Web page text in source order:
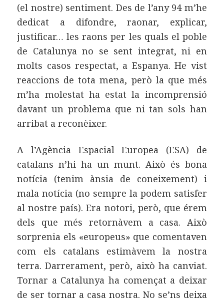
(el nostre) sentiment. Des de l’any 94 m’he
dedicat a difondre, raonar, explicar,
justificar… les raons per les quals el poble
de Catalunya no se sent integrat, ni en
molts casos respectat, a Espanya. He vist
reaccions de tota mena, però la que més
m’ha molestat ha estat la incomprensió
davant un problema que ni tan sols han
arribat a reconèixer.
A l’Agència Espacial Europea (ESA) de
catalans n’hi ha un munt. Això és bona
notícia (tenim ànsia de coneixement) i
mala notícia (no sempre la podem satisfer
al nostre país). Era notori, però, que érem
dels que més retornàvem a casa. Això
sorprenia els «europeus» que comentaven
com els catalans estimàvem la nostra
terra. Darrerament, però, això ha canviat.
Tornar a Catalunya ha començat a deixar
de ser tornar a casa nostra. No se’ns deixa